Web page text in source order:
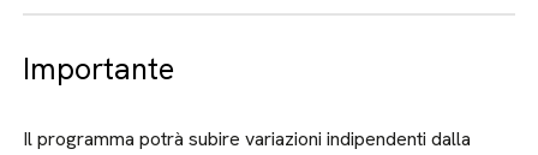
Importante
Il programma potrà subire variazioni indipendenti dalla